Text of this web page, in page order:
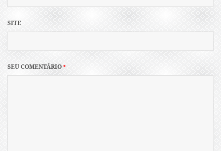
SITE
SEU COMENTÁRIO*